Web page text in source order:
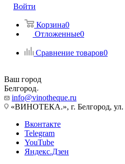
Войти
Корзина0
Отложенные0
Сравнение товаров0
Ваш город
Белгород
info@vinotheque.ru
«ВИНОТЕКА.», г. Белгород, ул.
Вконтакте
Telegram
YouTube
Яндекс.Дзен